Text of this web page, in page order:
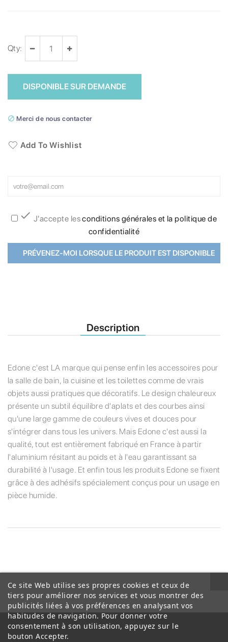
Qty:
DISPONIBLE SUR DEMANDE
 Merci de nous contacter
Add To Wishlist
 J'accepte lesconditions générales et la politique de
confidentialité
PRÉVENEZ-MOI LORSQUE LE PRODUIT EST DISPONIBLE
Description
Edone c'est LA marque qui pense enfin les accessoires pour
la salle de bain, la cuisine et les toilettes comme de vrais
objets aussi pratiques que décoratifs. Le design chaleureux
présente un subtil équilibre d'aplats et des courbes ainsi
qu'une large gamme de couleurs vives et douces pour
s'intégrer dans tous les univers. Mais Edone c'est aussi la
qualité, tout est entièrement fabriqué en France à partir
l'aluminium résitant au poids et à l'eau garantissant sa
durabilité à l'usage. Et enfin tous les produits Edone se fixent
grâce à des adhésifs spécialement conçus pour un usage en
pièce humide.
Ce site Web utilise ses propres cookies et ceux de
tiers pour améliorer nos services et vous montrer des
publicités liées à vos préférences en analysant vos
habitudes de navigation. Pour donner votre
consentement à son utilisation, appuyez sur le
bouton Accepter.